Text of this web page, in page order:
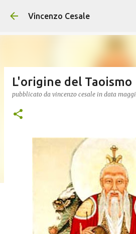
Passa ai contenuti
Vincenzo Cesale
L'origine del Taoismo
pubblicato da vincenzo cesale in data